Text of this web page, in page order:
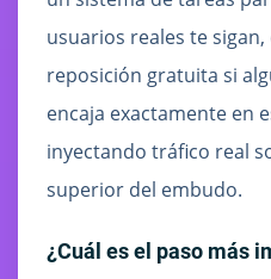
usuarios reales te
reposición gratuita si
encaja exactamente en
inyectando tráfico real
superior del embudo.
¿Cuál es el paso más